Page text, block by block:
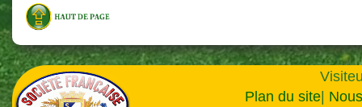
Plan du site|